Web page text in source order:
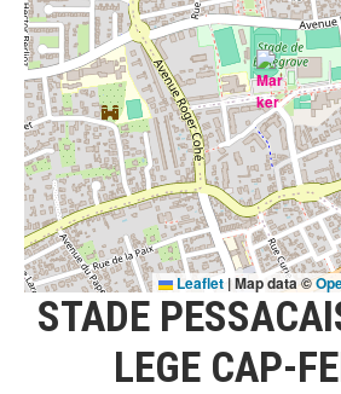
Leaflet |Map data ©
STADE
LEGE CAP-